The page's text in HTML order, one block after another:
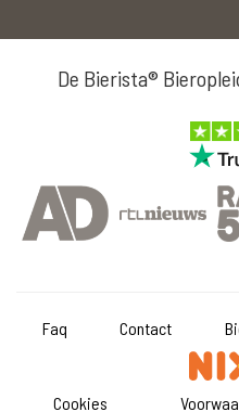
De Bierista®
Faq Contact
Cookies